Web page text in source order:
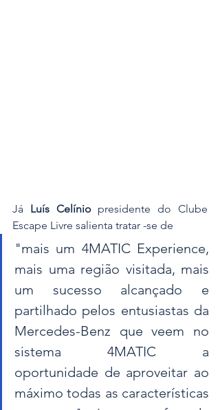
Já Luís Celínio presidente do Clube
Escape Livre salienta tratar -se de
"mais um 4MATIC Experience,
mais uma região visitada, mais
um sucesso alcançado e
partilhado pelos entusiastas da
Mercedes-Benz que veem no
sistema 4MATIC a
oportunidade de aproveitar ao
máximo todas as características